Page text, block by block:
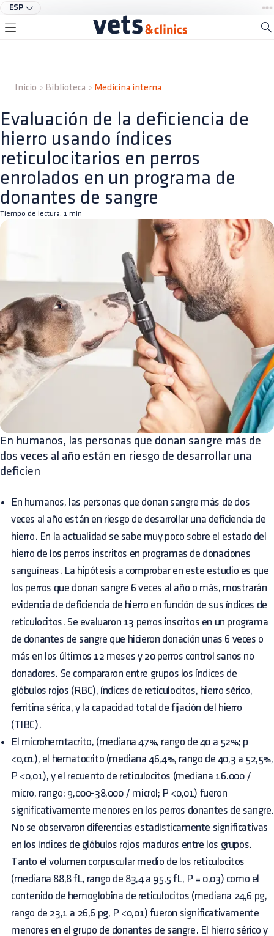
ESP
Inicio Biblioteca Medicina interna
Evaluación de la deficiencia de
hierro usando índices
reticulocitarios en perros
enrolados en un programa de
donantes de sangre
Tiempo de lectura: 1 min
En humanos, las personas que donan sangre más de
dos veces al año están en riesgo de desarrollar una
deficien
En humanos, las personas que donan sangre más de dos
veces al año están en riesgo de desarrollar una deficiencia de
hierro. En la actualidad se sabe muy poco sobre el estado del
hierro de los perros inscritos en programas de donaciones
sanguíneas. La hipótesis a comprobar en este estudio es que
los perros que donan sangre 6 veces al año o más, mostrarán
evidencia de deficiencia de hierro en función de sus índices de
reticulocitos. Se evaluaron 13 perros inscritos en un programa
de donantes de sangre que hicieron donación unas 6 veces o
más en los últimos 12 meses y 20 perros control sanos no
donadores. Se compararon entre grupos los índices de
glóbulos rojos (RBC), índices de reticulocitos, hierro sérico,
ferritina sérica, y la capacidad total de fijación del hierro
(TIBC).
El microhemtacrito, (mediana 47%, rango de 40 a 52%; p
<0,01), el hematocrito (mediana 46,4%, rango de 40,3 a 52,5%,
P <0,01), y el recuento de reticulocitos (mediana 16.000 /
micro, rango: 9,000-38,000 / microl; P <0,01) fueron
significativamente menores en los perros donantes de sangre.
No se observaron diferencias estadísticamente significativas
en los índices de glóbulos rojos maduros entre los grupos.
Tanto el volumen corpuscular medio de los reticulocitos
(mediana 88,8 fL, rango de 83,4 a 95,5 fL, P = 0,03) como el
contenido de hemoglobina de reticulocitos (mediana 24,6 pg,
rango de 23,1 a 26,6 pg, P <0,01) fueron significativamente
menores en el grupo de donantes de sangre. El hierro sérico y